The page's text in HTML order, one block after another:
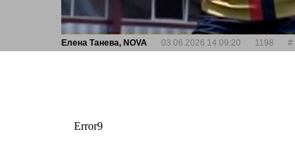
Елена Танева, NOVA 03.06.2026 14:09:20 1198